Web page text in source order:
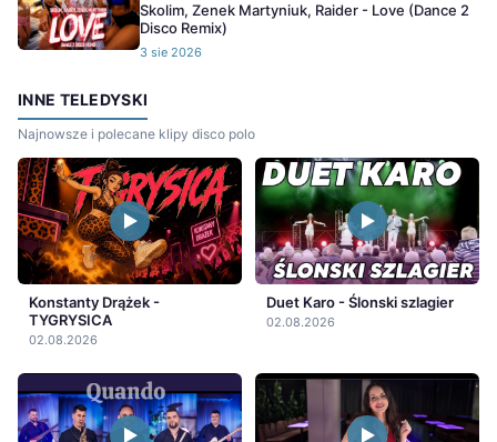
Skolim, Zenek Martyniuk, Raider - Love (Dance 2
Disco Remix)
3 sie 2026
INNE TELEDYSKI
Najnowsze i polecane klipy disco polo
Konstanty Drążek -
TYGRYSICA
02.08.2026
Duet Karo - Ślonski szlagier
02.08.2026